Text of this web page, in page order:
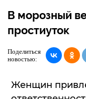
В морозный
простиуток
Поделиться
новостью:
Женщин